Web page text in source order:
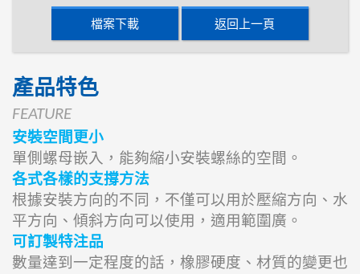
檔案下載 返回上一頁
產品特色
FEATURE
安裝空間更小
單側螺母嵌入，能夠縮小安裝螺絲的空間。
各式各樣的支撐方法
根據安裝方向的不同，不僅可以用於壓縮方向、水
平方向、傾斜方向可以使用，適用範圍廣。
可訂製特注品
數量達到一定程度的話，橡膠硬度、材質的變更也